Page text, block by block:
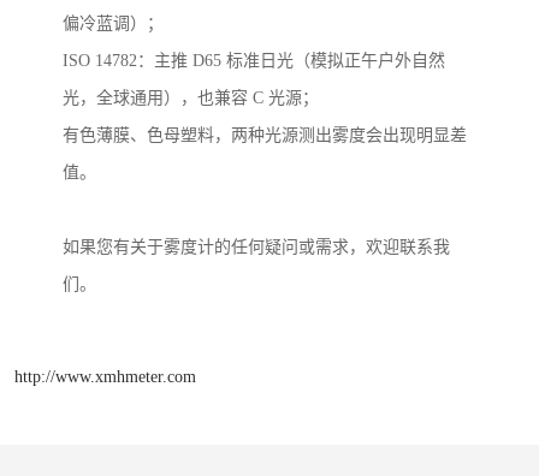
偏冷蓝调）；
ISO 14782：主推 D65 标准日光（模拟正午户外自然
光，全球通用），也兼容 C 光源；
有色薄膜、色母塑料，两种光源测出雾度会出现明显差
值。
如果您有关于雾度计的任何疑问或需求，欢迎联系我
们。
http://www.xmhmeter.com